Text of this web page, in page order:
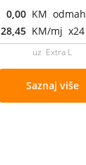
0,00 KM odmah
28,45 KM/mj x24
uz Extra L
Saznaj više